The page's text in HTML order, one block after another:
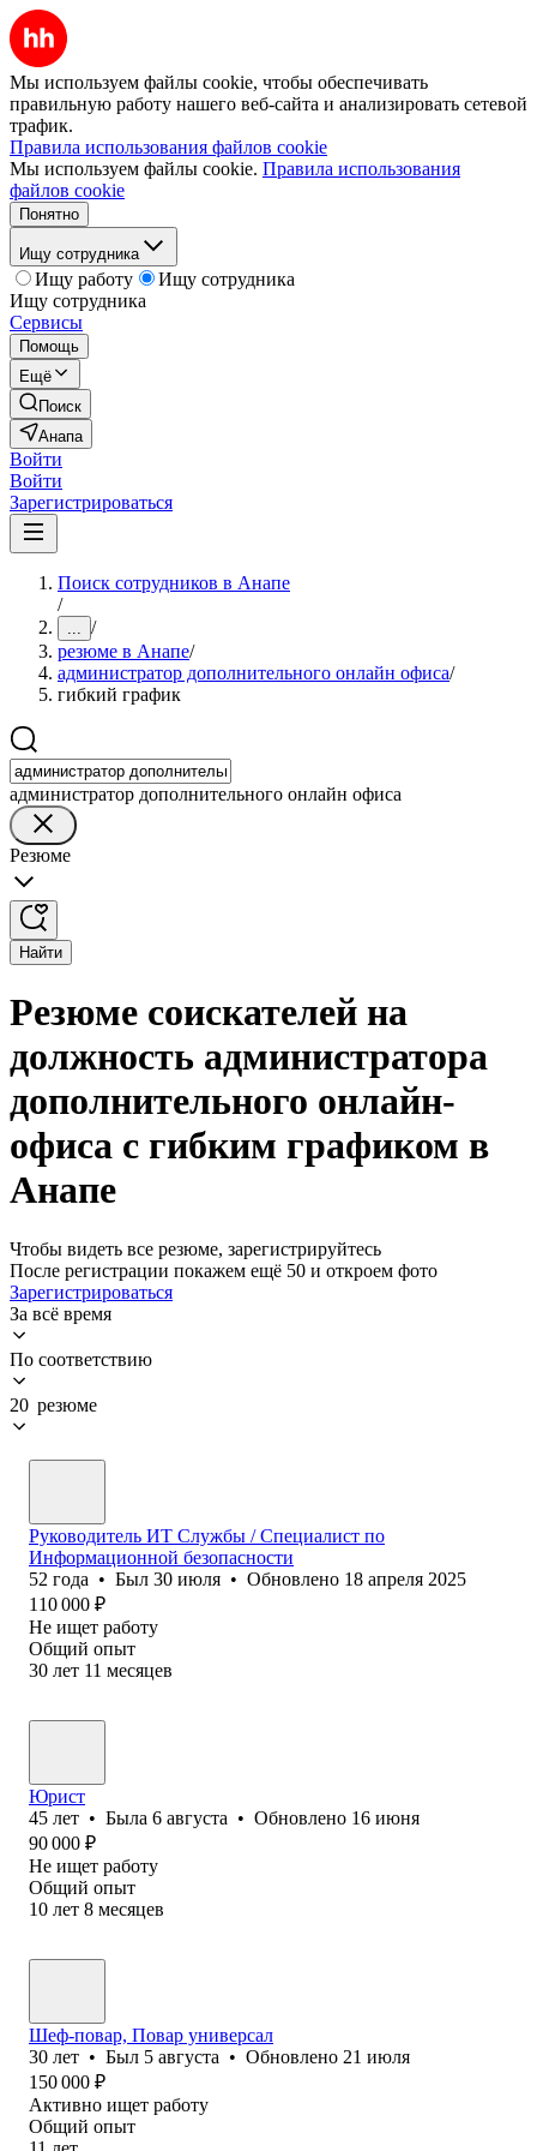
Мы используем файлы cookie, чтобы обеспечивать
правильную работу нашего веб-сайта и анализировать сетевой
трафик.
Правила использования файлов cookie
Мы используем файлы cookie. Правила использования
файлов cookie
Понятно
Ищу сотрудника
Ищу работу
Ищу сотрудника
Ищу сотрудника
Сервисы
Помощь
Ещё
Поиск
Анапа
Войти
Войти
Зарегистрироваться
Поиск сотрудников в Анапе
/
... /
резюме в Анапе/
администратор дополнительного онлайн офиса/
гибкий график
администратор дополнительного онлайн офиса
Резюме
Найти
Резюме соискателей на
должность администратора
дополнительного онлайн-
офиса с гибким графиком в
Анапе
Чтобы видеть все резюме, зарегистрируйтесь
После регистрации покажем ещё 50 и откроем фото
Зарегистрироваться
За всё время
По соответствию
20 резюме
Руководитель ИТ Службы / Специалист по
Информационной безопасности
52 года • Был 30 июля • Обновлено 18 апреля 2025
110 000 ₽
Не ищет работу
Общий опыт
30 лет 11 месяцев
Юрист
45 лет • Была 6 августа • Обновлено 16 июня
90 000 ₽
Не ищет работу
Общий опыт
10 лет 8 месяцев
Шеф-повар, Повар универсал
30 лет • Был 5 августа • Обновлено 21 июля
150 000 ₽
Активно ищет работу
Общий опыт